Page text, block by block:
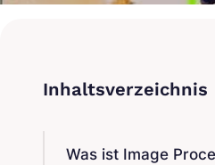
Was ist Image